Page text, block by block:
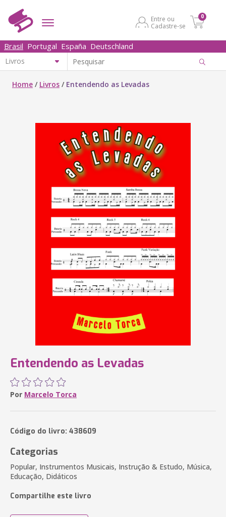
Entre ou
Cadastre-se
0
Brasil Portugal España Deutschland
Home / Livros / Entendendo as Levadas
Entendendo as Levadas
Por Marcelo Torca
Código do livro: 438609
Categorias
Popular, Instrumentos Musicais, Instrução & Estudo, Música,
Educação, Didáticos
Compartilhe este livro